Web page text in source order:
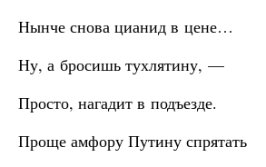
Нынче снова цианид в цене…
Ну, а бросишь тухлятину, —
Просто, нагадит в подъезде.
Проще амфору Путину спрятать